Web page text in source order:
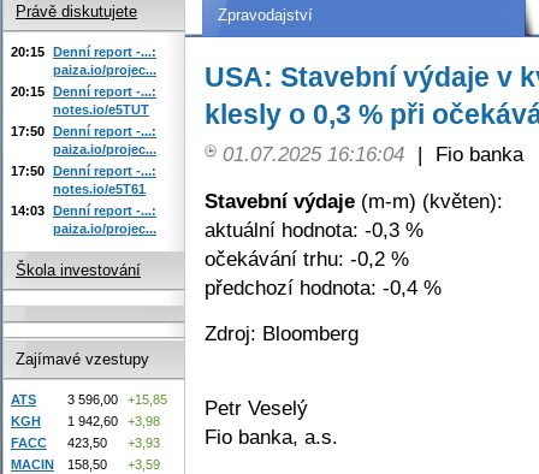
Zpravodajství
USA: Stavební výdaje v
klesly o 0,3 % při
01.07.2025 16:16:04 |
Fio banka
Stavební výdaje (m-m) (květen):
aktuální hodnota: -0,3 %
očekávání trhu: -0,2 %
předchozí hodnota: -0,4 %
Zdroj: Bloomberg
Petr Veselý
Fio banka, a.s.
Právě diskutujete
20:15 Denní report -...:
paiza.io/projec...
20:15 Denní report -...:
notes.io/e5TUT
17:50 Denní report -...:
paiza.io/projec...
17:50 Denní report -...:
notes.io/e5T61
14:03 Denní report -...:
paiza.io/projec...
Škola investování
Zajímavé vzestupy
ATS 3 596,00
+15,85
KGH
1 942,60
+3,98
FACC
423,50
+3,93
MACIN
158,50
+3,59